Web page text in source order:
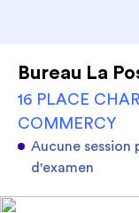
Bureau La
16 PLACE
COMMERCY
Aucune
d'examen